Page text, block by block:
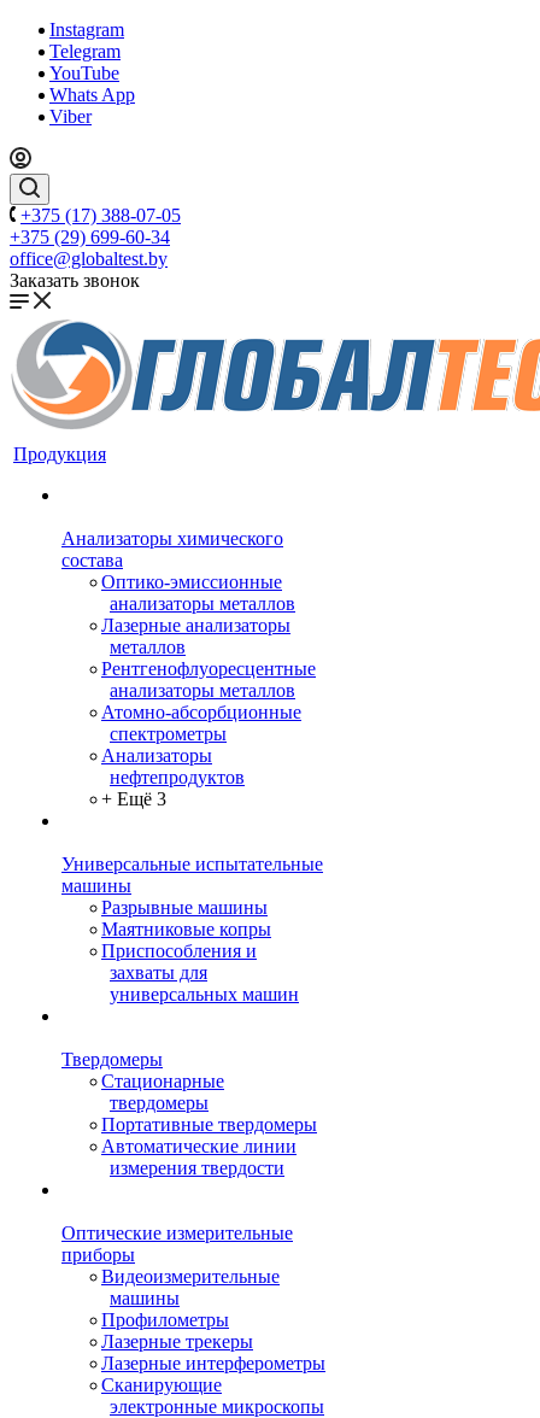
Instagram
Telegram
YouTube
Whats App
Viber
+375 (17) 388-07-05
+375 (29) 699-60-34
office@globaltest.by
Заказать звонок
Продукция
Анализаторы химического
состава
Оптико-эмиссионные
анализаторы металлов
Лазерные анализаторы
металлов
Рентгенофлуоресцентные
анализаторы металлов
Атомно-абсорбционные
спектрометры
Анализаторы
нефтепродуктов
+ Ещё 3
Универсальные испытательные
машины
Разрывные машины
Маятниковые копры
Приспособления и
захваты для
универсальных машин
Твердомеры
Стационарные
твердомеры
Портативные твердомеры
Автоматические линии
измерения твердости
Оптические измерительные
приборы
Видеоизмерительные
машины
Профилометры
Лазерные трекеры
Лазерные интерферометры
Сканирующие
электронные микроскопы